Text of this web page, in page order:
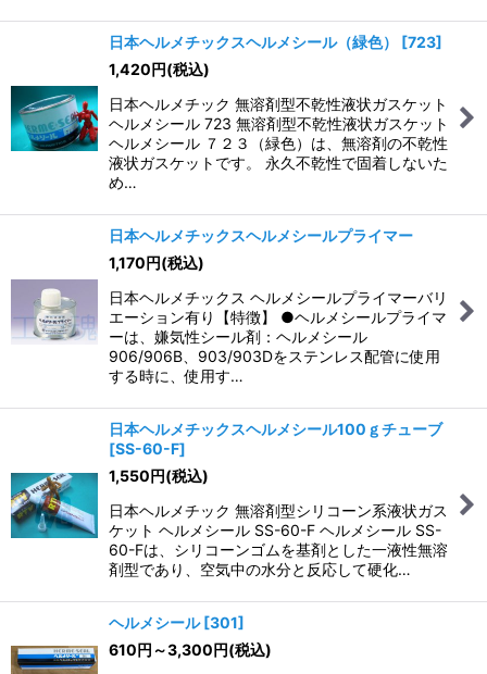
日本ヘルメチックスヘルメシール（緑色） [723]
1,420円(税込)
日本ヘルメチック 無溶剤型不乾性液状ガスケット
ヘルメシール 723 無溶剤型不乾性液状ガスケット
ヘルメシール ７２３（緑色）は、無溶剤の不乾性
液状ガスケットです。 永久不乾性で固着しないた
め…
日本ヘルメチックスヘルメシールプライマー
1,170円(税込)
日本ヘルメチックス ヘルメシールプライマーバリ
エーション有り【特徴】 ●ヘルメシールプライマ
ーは、嫌気性シール剤：ヘルメシール
906/906B、903/903Dをステンレス配管に使用
する時に、使用す…
日本ヘルメチックスヘルメシール100ｇチューブ
[SS-60-F]
1,550円(税込)
日本ヘルメチック 無溶剤型シリコーン系液状ガス
ケット ヘルメシール SS-60-F ヘルメシール SS-
60-Fは、シリコーンゴムを基剤とした一液性無溶
剤型であり、空気中の水分と反応して硬化…
ヘルメシール [301]
610円 ～3,300円(税込)